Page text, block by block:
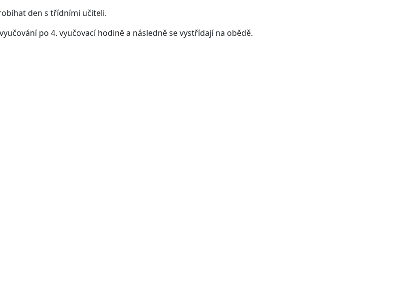
den s třídními učiteli.
po 4. vyučovací hodině a následně se vystřídají na obědě.